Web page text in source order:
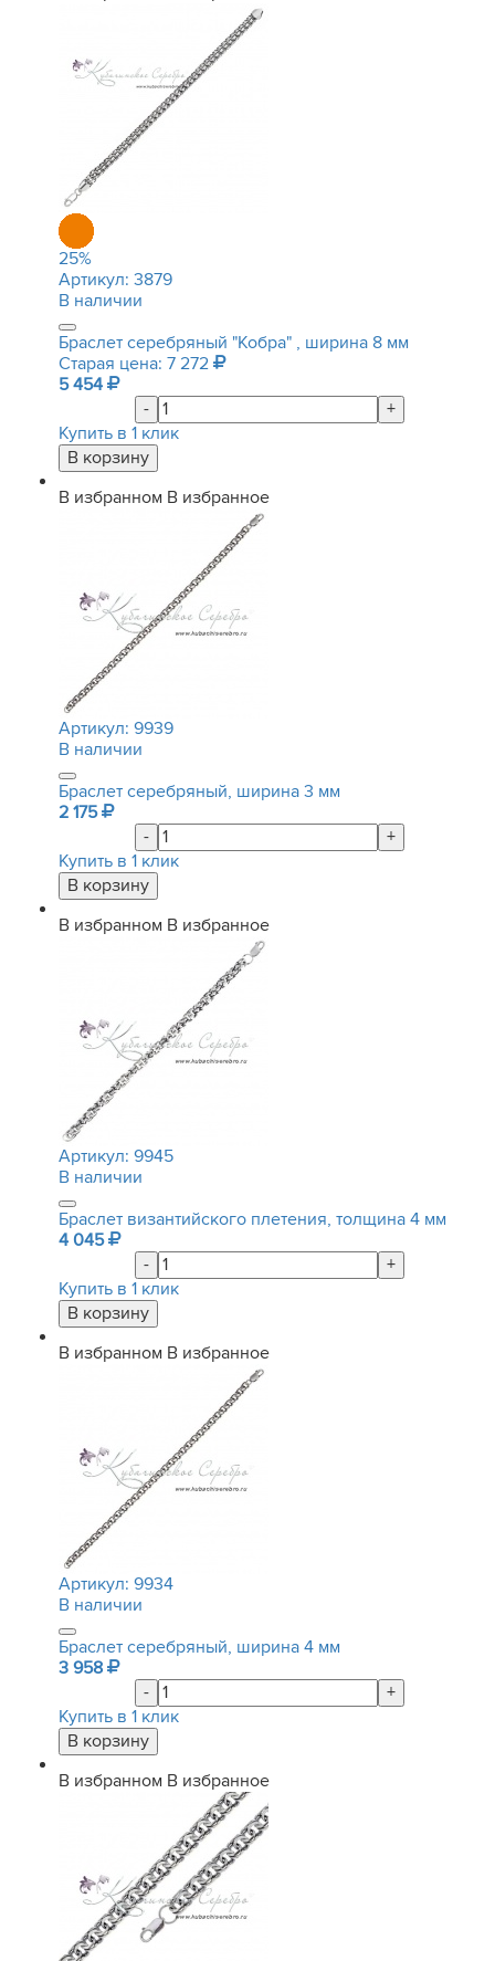
25%
Артикул: 3879
В наличии
Браслет серебряный "Кобра" , ширина 8 мм
Старая цена: 7 272
5 454
-
+
Купить в 1 клик
В избранном В избранное
Артикул: 9939
В наличии
Браслет серебряный, ширина 3 мм
2 175
-
+
Купить в 1 клик
В избранном В избранное
Артикул: 9945
В наличии
Браслет византийского плетения, толщина 4 мм
4 045
-
+
Купить в 1 клик
В избранном В избранное
Артикул: 9934
В наличии
Браслет серебряный, ширина 4 мм
3 958
-
+
Купить в 1 клик
В избранном В избранное